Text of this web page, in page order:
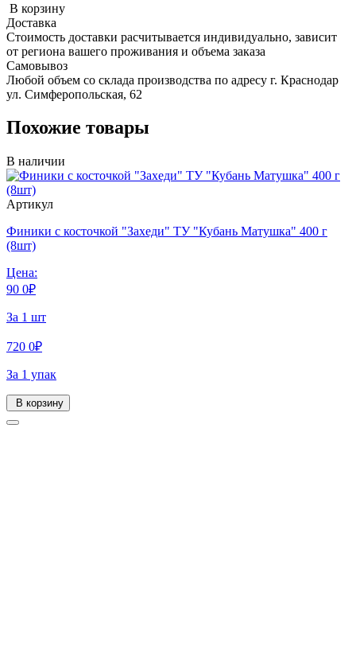
В корзину
Доставка
Стоимость доставки расчитывается индивидуально, зависит
от региона вашего проживания и объема заказа
Самовывоз
Любой объем со склада производства по адресу г. Краснодар
ул. Симферопольская, 62
Похожие товары
В наличии
Артикул
Финики с косточкой "Захеди" ТУ "Кубань Матушка" 400 г
(8шт)
Цена:
90 0₽
За 1 шт
720 0₽
За 1 упак
В корзину